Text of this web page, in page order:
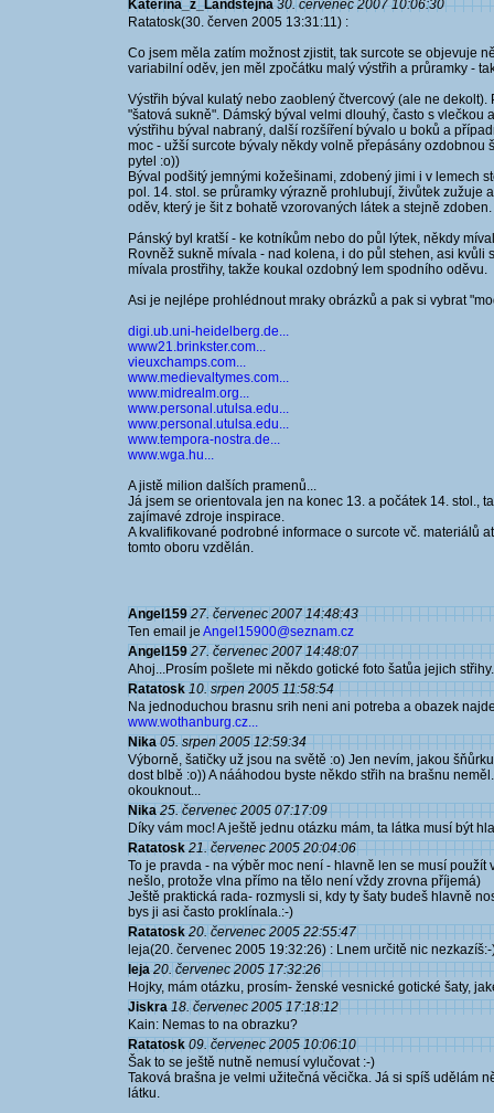
Katerina_z_Landstejna 30. červenec 2007 10:06:30
Ratatosk(30. červen 2005 13:31:11) :
Co jsem měla zatím možnost zjistit, tak surcote se objevuje
variabilní oděv, jen měl zpočátku malý výstřih a průramky -
Výstřih býval kulatý nebo zaoblený čtvercový (ale ne
"šatová sukně". Dámský býval velmi dlouhý, často s
výstřihu býval nabraný, další rozšíření bývalo u boků a
moc - užší surcote bývaly někdy volně přepásány
pytel :o))
Býval podšitý jemnými kožešinami, zdobený jimi i v lemech
pol. 14. stol. se průramky výrazně prohlubují, živůtek zužuje
oděv, který je šit z bohatě vzorovaných látek a stejně
Pánský byl kratší - ke kotníkům nebo do půl lýtek, někdy
Rovněž sukně mívala - nad kolena, i do půl stehen, asi
mívala prostřihy, takže koukal ozdobný lem spodního oděvu.
Asi je nejlépe prohlédnout mraky obrázků a pak si vybrat
digi.ub.uni-heidelberg.de...
www21.brinkster.com...
vieuxchamps.com...
www.medievaltymes.com...
www.midrealm.org...
www.personal.utulsa.edu...
www.personal.utulsa.edu...
www.tempora-nostra.de...
www.wga.hu...
A jistě milion dalších pramenů...
Já jsem se orientovala jen na konec 13. a počátek 14. stol.,
zajímavé zdroje inspirace.
A kvalifikované podrobné informace o surcote vč. materiálů
tomto oboru vzdělán.
Angel159 27. červenec 2007 14:48:43
Ten email je Angel15900@seznam.cz
Angel159 27. červenec 2007 14:48:07
Ahoj...Prosím pošlete mi někdo gotické foto šatůa jejich
Ratatosk 10. srpen 2005 11:58:54
Na jednoduchou brasnu srih neni ani potreba a obazek
www.wothanburg.cz...
Nika 05. srpen 2005 12:59:34
Výborně, šatičky už jsou na světě :o) Jen nevím, jakou
dost blbě :o)) A nááhodou byste někdo střih na brašnu
okouknout...
Nika 25. červenec 2005 07:17:09
Díky vám moc! A ještě jednu otázku mám, ta látka musí být
Ratatosk 21. červenec 2005 20:04:06
To je pravda - na výběr moc není - hlavně len se musí
nešlo, protože vlna přímo na tělo není vždy zrovna příjemá)
Ještě praktická rada- rozmysli si, kdy ty šaty budeš hlavně
bys ji asi často proklínala.:-)
Ratatosk 20. červenec 2005 22:55:47
leja(20. červenec 2005 19:32:26) : Lnem určitě nic nezkazíš:-
leja 20. červenec 2005 17:32:26
Hojky, mám otázku, prosím- ženské vesnické gotické šaty,
Jiskra 18. červenec 2005 17:18:12
Kain: Nemas to na obrazku?
Ratatosk 09. červenec 2005 10:06:10
Šak to se ještě nutně nemusí vylučovat :-)
Taková brašna je velmi užitečná věcička. Já si spíš udělám
látku.